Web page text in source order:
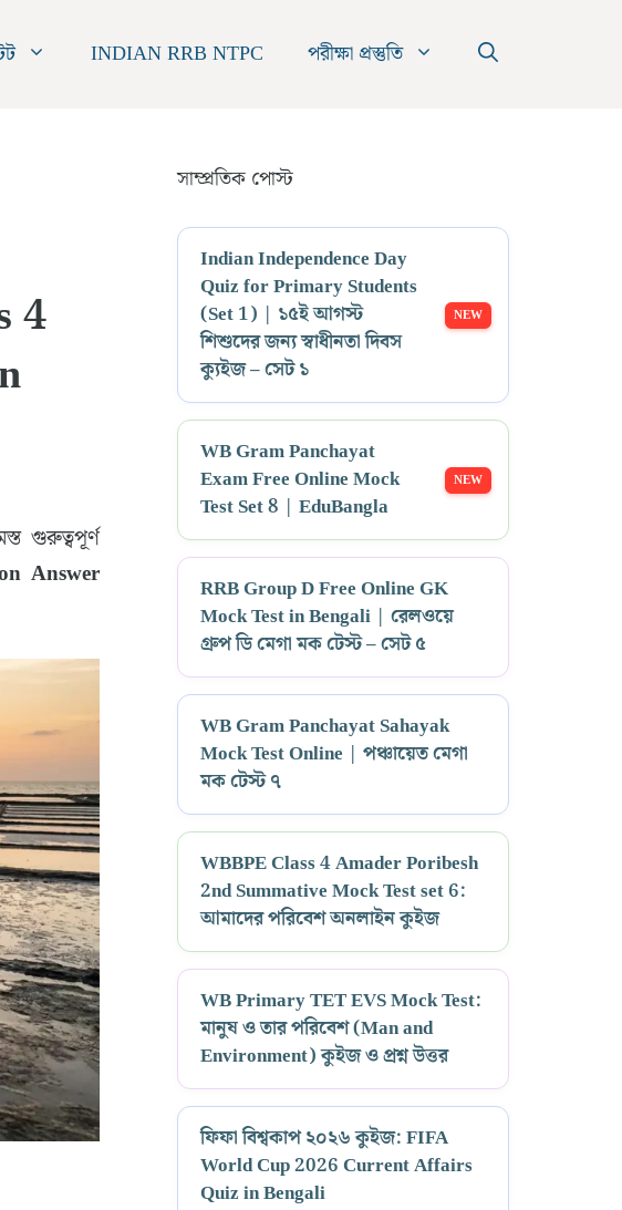
INDIAN RRB NTPC পরীক্ষা প্রস্তুতি
4
গুরুত্বপূর্ণ
Answer
সাম্প্রতিক পোস্ট
Indian Independence Day
Quiz for Primary Students
(Set 1) | ১৫ই আগস্ট
শিশুদের জন্য স্বাধীনতা দিবস
ক্যুইজ – সেট ১
WB Gram Panchayat
Exam Free Online Mock
Test Set 8 | EduBangla
RRB Group D Free Online GK
Mock Test in Bengali | রেলওয়ে
গ্রুপ ডি মেগা মক টেস্ট – সেট ৫
WB Gram Panchayat Sahayak
Mock Test Online | পঞ্চায়েত মেগা
মক টেস্ট ৭
WBBPE Class 4 Amader Poribesh
2nd Summative Mock Test set 6:
আমাদের পরিবেশ অনলাইন কুইজ
WB Primary TET EVS Mock Test:
মানুষ ও তার পরিবেশ (Man and
Environment) কুইজ ও প্রশ্ন উত্তর
ফিফা বিশ্বকাপ ২০২৬ কুইজ: FIFA
World Cup 2026 Current Affairs
Quiz in Bengali